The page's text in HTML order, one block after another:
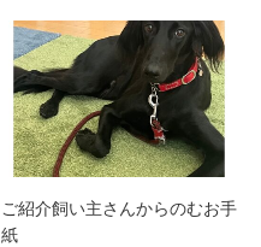
ご紹介飼い主さんからのむお手
紙